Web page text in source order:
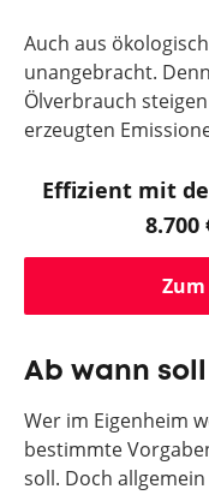
Auch aus
unangebracht.
Ölverbrauch
erzeugten
Effizient mit
Ab wann
Wer im Eigenheim
bestimmte
soll. Doch